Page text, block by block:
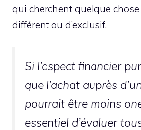
qui cherchent quelque chose
différent ou d’exclusif.
Si l’aspect financier
que l’achat auprès
pourrait être moins
essentiel d’évaluer